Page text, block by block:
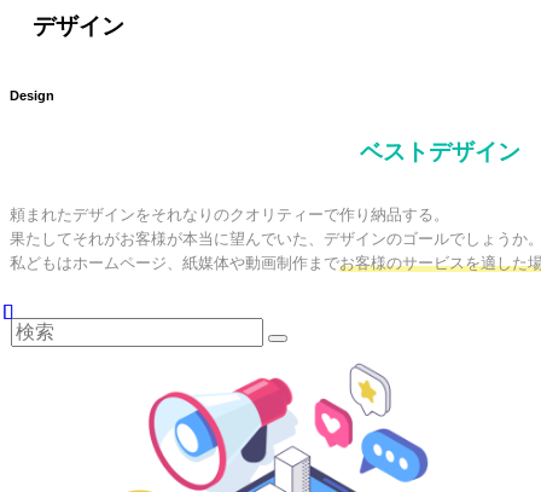
デザイン
Design
ベストデザイン
頼まれたデザインをそれなりのクオリティーで作り納品する。
果たしてそれがお客様が本当に望んでいた、デザインのゴールでしょうか
私どもはホームページ、紙媒体や動画制作までお客様のサービスを適した